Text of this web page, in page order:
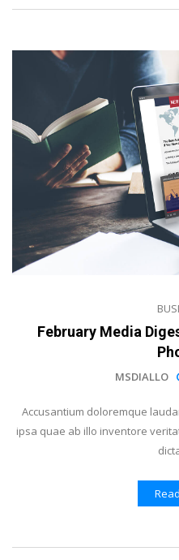
February Media
MSDIALLO
Accusantium doloremque
ipsa quae ab illo inventore